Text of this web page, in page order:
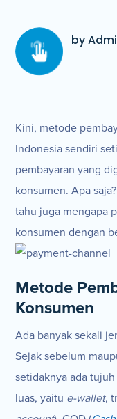
by
Kini, metode
Indonesia sendiri
pembayaran yang
konsumen. Apa
tahu juga mengapa
konsumen dengan
Metode
Konsumen
Ada banyak sekali
Sejak sebelum
setidaknya ada
luas, yaitu e-wallet,